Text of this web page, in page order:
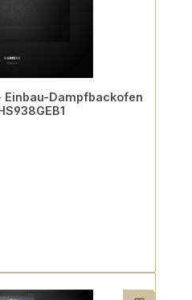
Einbau-Dampfbackofen